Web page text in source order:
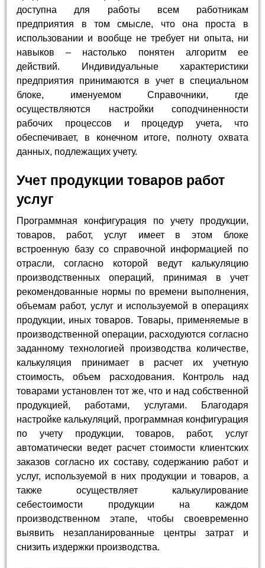
доступна для работы всем работникам
предприятия в том смысле, что она проста в
использовании и вообще не требует ни опыта, ни
навыков – настолько понятен алгоритм ее
действий. Индивидуальные характеристики
предприятия принимаются в учет в специальном
блоке, именуемом Справочники, где
осуществляются настройки соподчиненности
рабочих процессов и процедур учета, что
обеспечивает, в конечном итоге, полноту охвата
данных, подлежащих учету.
Учет продукции товаров работ
услуг
Программная конфигурация по учету продукции,
товаров, работ, услуг имеет в этом блоке
встроенную базу со справочной информацией по
отрасли, согласно которой ведут калькуляцию
производственных операций, принимая в учет
рекомендованные нормы по времени выполнения,
объемам работ, услуг и используемой в операциях
продукции, иных товаров. Товары, применяемые в
производственной операции, расходуются согласно
заданному технологией производства количестве,
калькуляция принимает в расчет их учетную
стоимость, объем расходования. Контроль над
товарами установлен тот же, что и над собственной
продукцией, работами, услугами. Благодаря
настройке калькуляций, программная конфигурация
по учету продукции, товаров, работ, услуг
автоматически ведет расчет стоимости клиентских
заказов согласно их составу, содержанию работ и
услуг, используемой в них продукции и товаров, а
также осуществляет калькулирование
себестоимости продукции на каждом
производственном этапе, чтобы своевременно
выявить незапланированные центры затрат и
снизить издержки производства.